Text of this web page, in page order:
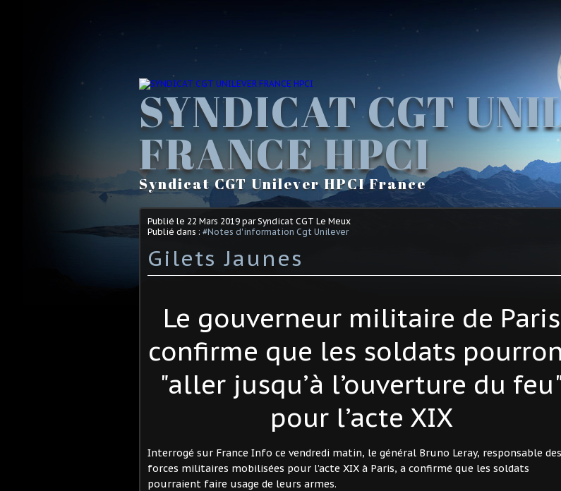
SYNDICAT CGT
FRANCE HPCI
Syndicat CGT Unilever HPCI France
Publié le 22 Mars 2019 par Syndicat CGT Le Meux
Publié dans : #Notes d'information Cgt Unilever
Gilets Jaunes
Le gouverneur militaire de Paris
confirme que les soldats
"aller jusqu’à l’ouverture du
pour l’acte XIX
Interrogé sur France Info ce vendredi matin, le général Bruno Leray, responsable des
forces militaires mobilisées pour l’acte XIX à Paris, a confirmé que les soldats
pourraient faire usage de leurs armes.